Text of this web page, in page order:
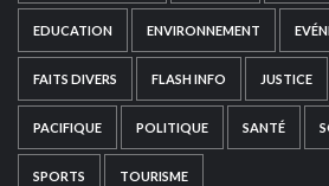
EDUCATION ENVIRONNEMENT
FAITS DIVERS FLASH INFO JUSTICE
PACIFIQUE POLITIQUE SANTÉ
SPORTS TOURISME